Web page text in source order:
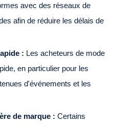
avec des réseaux de
afin de réduire les délais de
: Les acheteurs de mode
en particulier pour les
d'événements et les
de marque : Certains